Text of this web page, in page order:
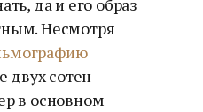
да и его образ
Несмотря
двух сотен
в основном